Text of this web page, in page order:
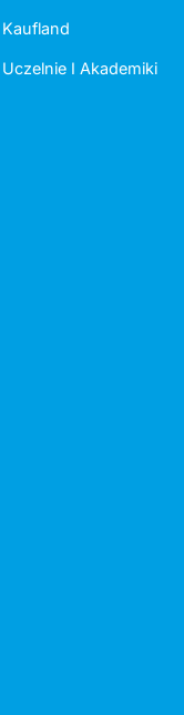
Kaufland
Uczelnie I Akademiki